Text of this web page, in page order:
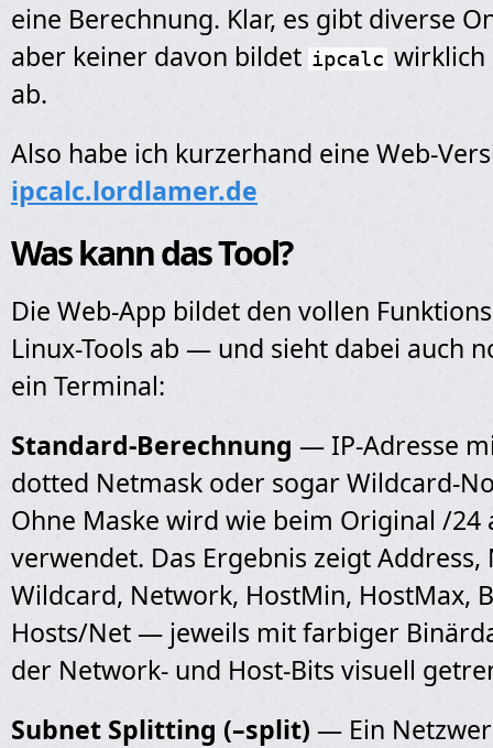
eine Berechnung. Klar, es gibt diverse
aber keiner davon bildet ipcalc
ab.
Also habe ich kurzerhand eine Web-
ipcalc.lordlamer.de
Was kann das Tool?
Die Web-App bildet den vollen
Linux-Tools ab — und sieht dabei auch
ein Terminal:
Standard-Berechnung — IP-Adresse
dotted Netmask oder sogar Wildcard-
Ohne Maske wird wie beim Original /24
verwendet. Das Ergebnis zeigt Address,
Wildcard, Network, HostMin, HostMax,
Hosts/Net — jeweils mit farbiger
der Network- und Host-Bits visuell
Subnet Splitting (–split) — Ein